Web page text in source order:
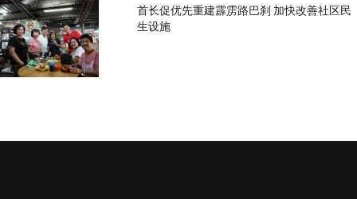
首长促优先重建霹雳路巴刹 加快改善社区民
生设施